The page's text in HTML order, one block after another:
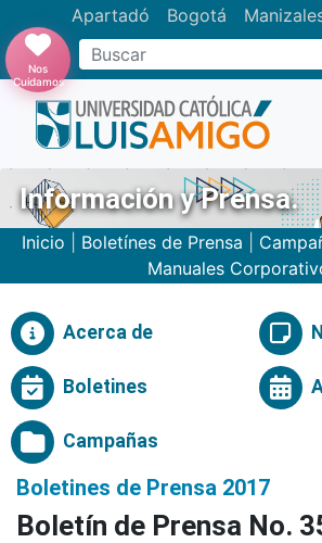
Apartadó Bogotá
Buscar
Nos
Cuidamos
Información y Prensa.
Inicio Boletínes de Prensa
Manuales
Acerca de
Boletines
Campañas
Boletines de Prensa 2017
Boletí­n de Prensa No.